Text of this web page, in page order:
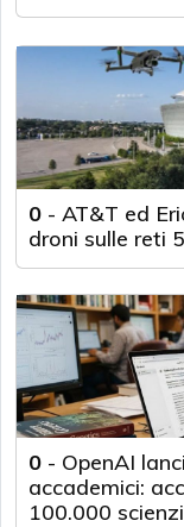
0 - AT&T ed
droni sulle reti
0 - OpenAI
accademici:
100.000